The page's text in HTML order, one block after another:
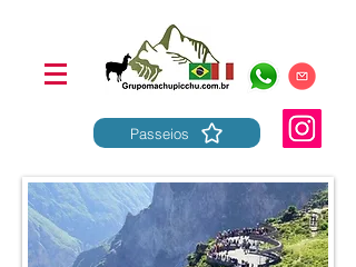
Passeios